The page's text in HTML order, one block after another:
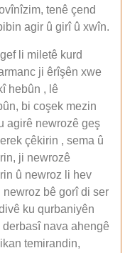
tenê çend
agir û girî û xwîn.
li miletê kurd
ji êrîşên xwe
hebûn , lê
bi coşek mezin
agirê newrozê geş
çêkirin , sema û
ji newrozê
û newroz li hev
bê gorî di ser
ku qurbaniyên
nava ahengê
temirandin,